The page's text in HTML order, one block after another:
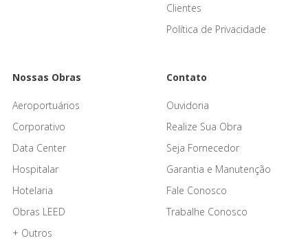
Clientes
Política de Privacidade
Nossas Obras
Aeroportuários
Corporativo
Data Center
Hospitalar
Hotelaria
Obras LEED
+ Outros
Contato
Ouvidoria
Realize Sua Obra
Seja Fornecedor
Garantia e Manutenção
Fale Conosco
Trabalhe Conosco